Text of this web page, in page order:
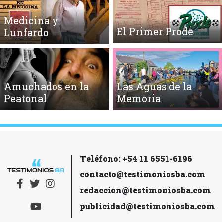
Medicina y
Lunfardo
El Primer Prode
Amuchados en la
Peatonal
Las Aguas de la
Memoria
Teléfono: +54 11 6551-6196
contacto@testimoniosba.com
redaccion@testimoniosba.com
publicidad@testimoniosba.com